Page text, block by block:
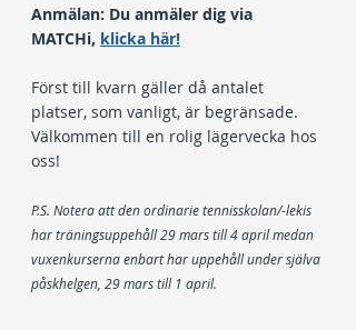
Anmälan: Du anmäler dig via
MATCHi, klicka här!
Först till kvarn gäller då antalet
platser, som vanligt, är begränsade.
Välkommen till en rolig lägervecka hos
oss!
P.S. Notera att den ordinarie tennisskolan/-lekis
har träningsuppehåll 29 mars till 4 april medan
vuxenkurserna enbart har uppehåll under själva
påskhelgen, 29 mars till 1 april.